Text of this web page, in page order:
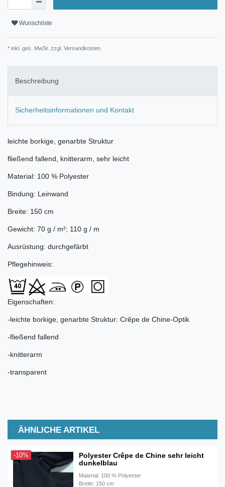
Wunschliste
* inkl. ges. MwSt. zzgl. Versandkosten
Beschreibung
Sicherheitsinformationen und Kontakt
leichte borkige, genarbte Struktur
fließend fallend, knitterarm, sehr leicht
Material: 100 % Polyester
Bindung: Leinwand
Breite: 150 cm
Gewicht: 70 g / m²; 110 g / m
Ausrüstung: durchgefärbt
Pflegehinweis:
Eigenschaften:
-leichte borkige, genarbte Struktur: Crêpe de Chine-Optik
-fließend fallend
-knitterarm
-transparent
ÄHNLICHE ARTIKEL
-10%
Polyester Crêpe de Chine sehr leicht
dunkelblau
Material: 100 % Polyester
Breite: 150 cm